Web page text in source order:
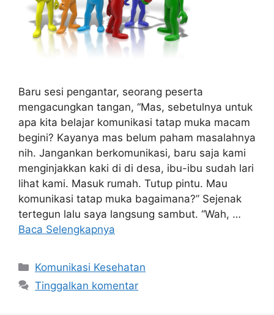
Baru sesi pengantar, seorang peserta
mengacungkan tangan, “Mas, sebetulnya untuk
apa kita belajar komunikasi tatap muka macam
begini? Kayanya mas belum paham masalahnya
nih. Jangankan berkomunikasi, baru saja kami
menginjakkan kaki di di desa, ibu-ibu sudah lari
lihat kami. Masuk rumah. Tutup pintu. Mau
komunikasi tatap muka bagaimana?” Sejenak
tertegun lalu saya langsung sambut. “Wah, …
Baca Selengkapnya
Kategori
Komunikasi Kesehatan
Tinggalkan komentar